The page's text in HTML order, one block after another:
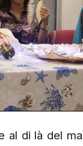
di là del